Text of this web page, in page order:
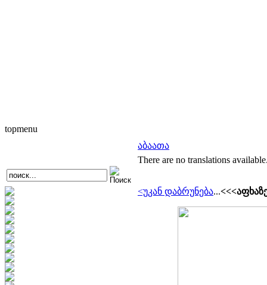
topmenu
აბაათა
There are no translations
<უკან დაბრუნება...